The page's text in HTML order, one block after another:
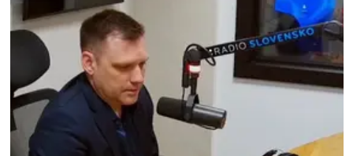
nepodpísal
Tarabovi
prihlášku
SNS,
lebo
Taraba
obrovský
konkurent?